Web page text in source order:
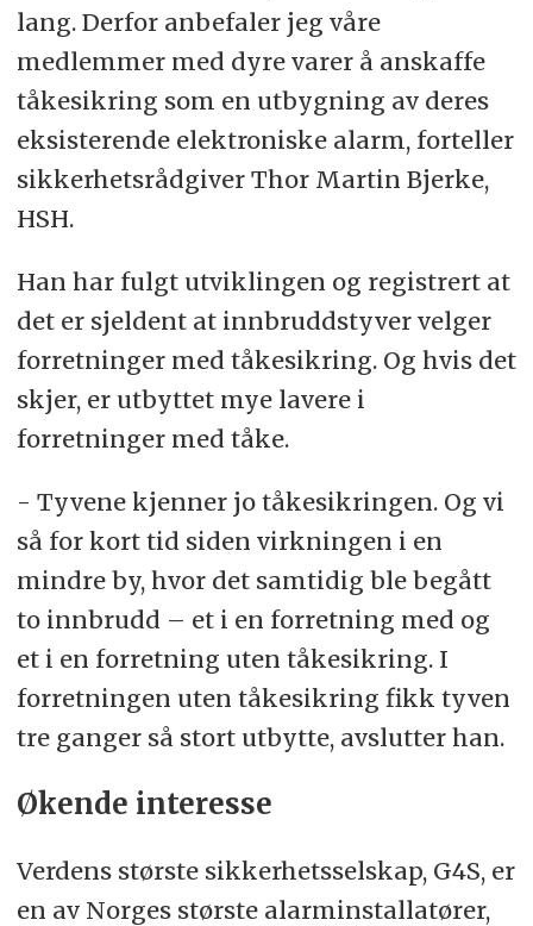
lang. Derfor anbefaler jeg våre
medlemmer med dyre varer å anskaffe
tåkesikring som en utbygning av deres
eksisterende elektroniske alarm, forteller
sikkerhetsrådgiver Thor Martin Bjerke,
HSH.
Han har fulgt utviklingen og registrert at
det er sjeldent at innbruddstyver velger
forretninger med tåkesikring. Og hvis det
skjer, er utbyttet mye lavere i
forretninger med tåke.
- Tyvene kjenner jo tåkesikringen. Og vi
så for kort tid siden virkningen i en
mindre by, hvor det samtidig ble begått
to innbrudd – et i en forretning med og
et i en forretning uten tåkesikring. I
forretningen uten tåkesikring fikk tyven
tre ganger så stort utbytte, avslutter han.
Økende interesse
Verdens største sikkerhetsselskap, G4S, er
en av Norges største alarminstallatører,